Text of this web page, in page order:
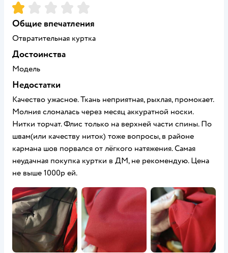
Рейтинг:1
Общие впечатления
Отвратительная куртка
Достоинства
Модель
Недостатки
Качество ужасное. Ткань неприятная, рыхлая, промокает.
Молния сломалась через месяц аккуратной носки.
Нитки торчат. Флис только на верхней части спины. По
швам(или качеству ниток) тоже вопросы, в районе
кармана шов порвался от лёгкого натяжения. Самая
неудачная покупка куртки в ДМ, не рекомендую. Цена
не выше 1000р ей.